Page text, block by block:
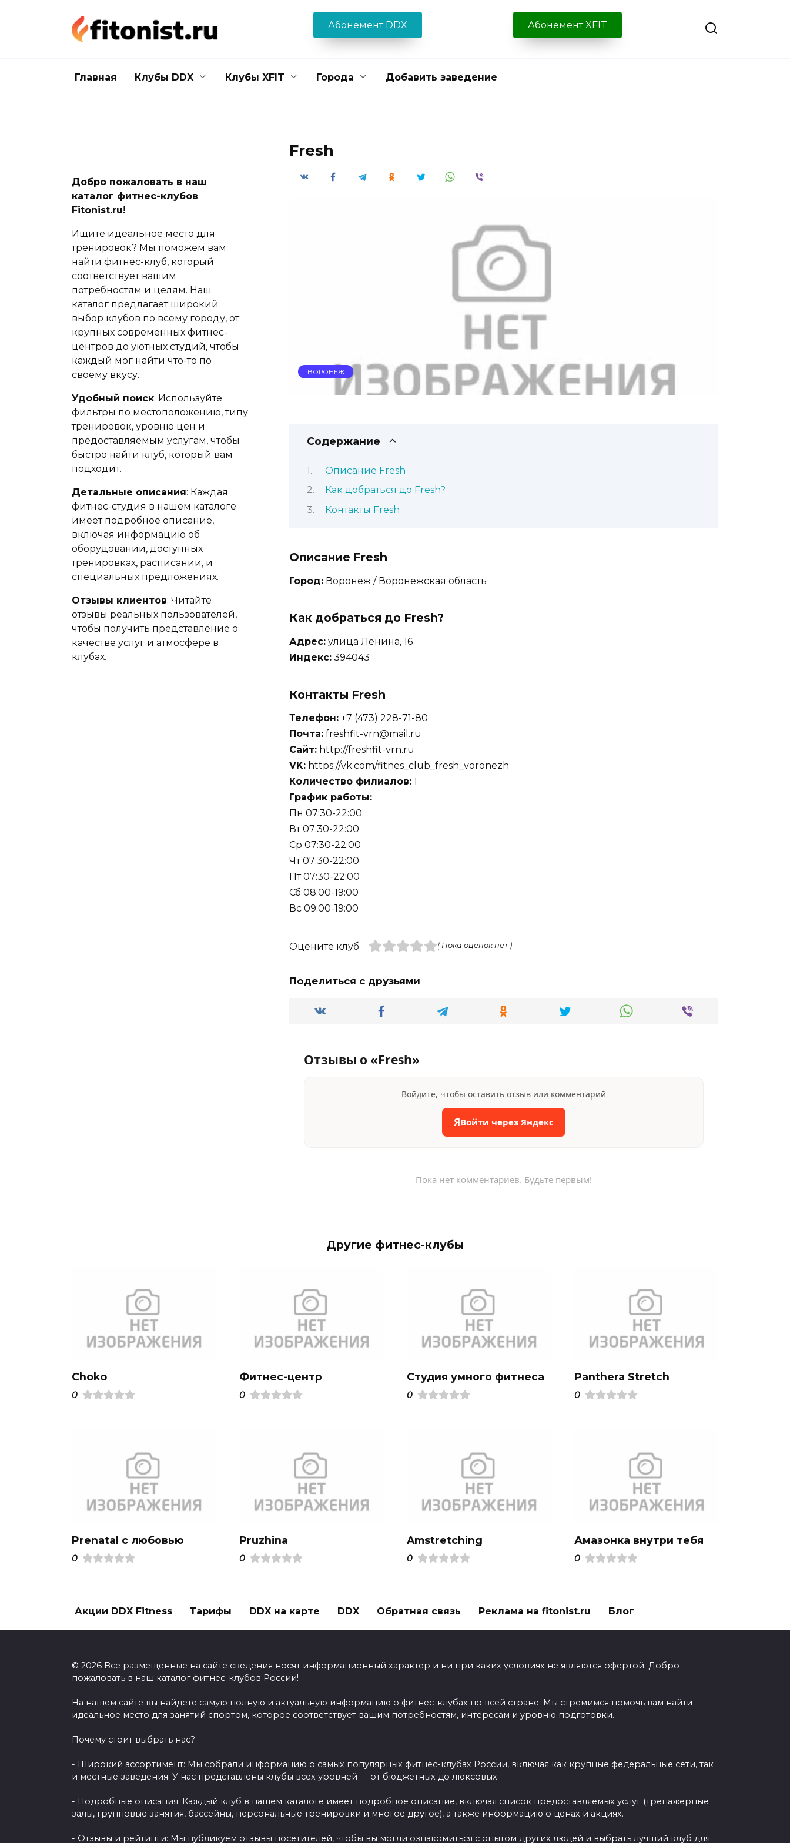
Абонемент DDX Абонемент XFIT
Главная Клубы DDX Клубы XFIT Города Добавить заведение
Fresh
ВОРОНЕЖ
Содержание
Описание Fresh
Как добраться до Fresh?
Контакты Fresh
Описание Fresh
Город: Воронеж / Воронежская область
Как добраться до Fresh?
Адрес: улица Ленина, 16
Индекс: 394043
Контакты Fresh
Телефон: +7 (473) 228-71-80
Почта: freshfit-vrn@mail.ru
Сайт: http://freshfit-vrn.ru
VK: https://vk.com/fitnes_club_fresh_voronezh
Количество филиалов: 1
График работы:
Пн 07:30-22:00
Вт 07:30-22:00
Ср 07:30-22:00
Чт 07:30-22:00
Пт 07:30-22:00
Сб 08:00-19:00
Вс 09:00-19:00
Оцените клуб ( Пока оценок нет )
Поделиться с друзьями
Отзывы о «Fresh»
Войдите, чтобы оставить отзыв или комментарий
ЯВойти через Яндекс
Пока нет комментариев. Будьте первым!
Добро пожаловать в наш
каталог фитнес-клубов
Fitonist.ru!
Ищите идеальное место для
тренировок? Мы поможем вам
найти фитнес-клуб, который
соответствует вашим
потребностям и целям. Наш
каталог предлагает широкий
выбор клубов по всему городу, от
крупных современных фитнес-
центров до уютных студий, чтобы
каждый мог найти что-то по
своему вкусу.
Удобный поиск: Используйте
фильтры по местоположению, типу
тренировок, уровню цен и
предоставляемым услугам, чтобы
быстро найти клуб, который вам
подходит.
Детальные описания: Каждая
фитнес-студия в нашем каталоге
имеет подробное описание,
включая информацию об
оборудовании, доступных
тренировках, расписании, и
специальных предложениях.
Отзывы клиентов: Читайте
отзывы реальных пользователей,
чтобы получить представление о
качестве услуг и атмосфере в
клубах.
Другие фитнес-клубы
Choko
0
Фитнес-центр
0
Студия умного фитнеса
0
Panthera Stretch
0
Prenatal с любовью
0
Pruzhina
0
Amstretching
0
Амазонка внутри тебя
0
Акции DDX Fitness Тарифы DDX на карте DDX Обратная связь Реклама на fitonist.ru Блог
© 2026 Все размещенные на сайте сведения носят информационный характер и ни при каких условиях не являются офертой. Добро
пожаловать в наш каталог фитнес-клубов России!
На нашем сайте вы найдете самую полную и актуальную информацию о фитнес-клубах по всей стране. Мы стремимся помочь вам найти
идеальное место для занятий спортом, которое соответствует вашим потребностям, интересам и уровню подготовки.
Почему стоит выбрать нас?
- Широкий ассортимент: Мы собрали информацию о самых популярных фитнес-клубах России, включая как крупные федеральные сети, так
и местные заведения. У нас представлены клубы всех уровней — от бюджетных до люксовых.
- Подробные описания: Каждый клуб в нашем каталоге имеет подробное описание, включая список предоставляемых услуг (тренажерные
залы, групповые занятия, бассейны, персональные тренировки и многое другое), а также информацию о ценах и акциях.
- Отзывы и рейтинги: Мы публикуем отзывы посетителей, чтобы вы могли ознакомиться с опытом других людей и выбрать лучший клуб для